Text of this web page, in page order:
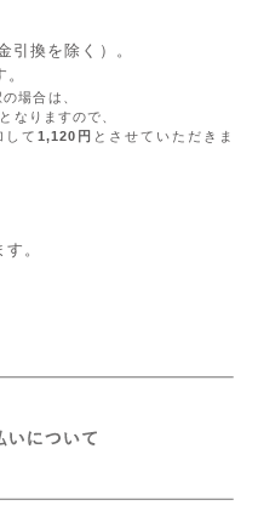
引換を除く）。
場合は、
なりますので、
して 1,120円 とさせていただきま
。